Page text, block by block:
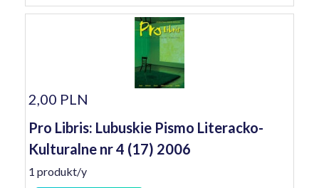
2,00 PLN
Pro Libris: Lubuskie Pismo Literacko-
Kulturalne nr 4 (17) 2006
1 produkt/y